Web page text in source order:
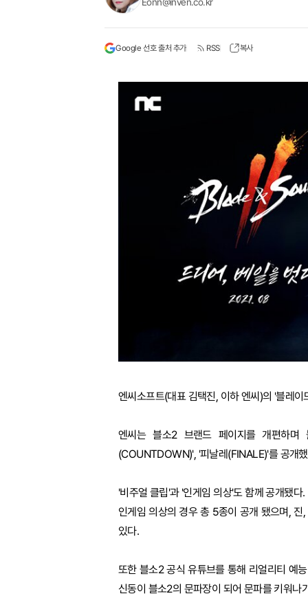
Google 선호 출처 추가 RSS 복사
엔씨소프트(대표 김택진, 이하 엔씨)의 '블레
엔씨는 블소2 브랜드 페이지를 개편하며
(COUNTDOWN)', '피날레(FINALE)'를 공개
'비주얼 클립'과 '인게임 의상'도 함께 공개됐
인게임 의상의 경우 총 5종이 공개 됐으며,
있다.
또한 블소2 공식 유튜브를 통해 리얼리티 예
신동이 블소2의 문파장이 되어 문파를 키워나